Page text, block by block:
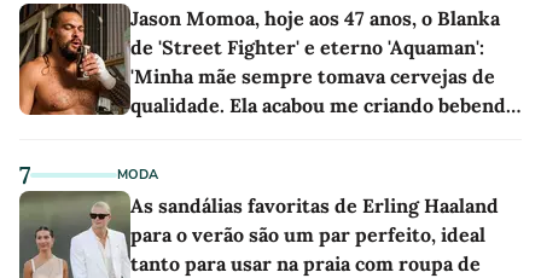
Jason Momoa, hoje aos 47 anos, o Blanka
de 'Street Fighter' e eterno 'Aquaman':
'Minha mãe sempre tomava cervejas de
qualidade. Ela acabou me criando bebendo
7 MODA
As sandálias favoritas de Erling Haaland
para o verão são um par perfeito, ideal
tanto para usar na praia com roupa de